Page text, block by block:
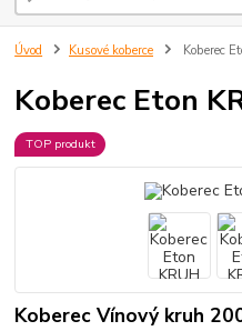
Úvod Kusové koberce Koberec
Koberec Eton
TOP produkt
Koberec Vínový kruh